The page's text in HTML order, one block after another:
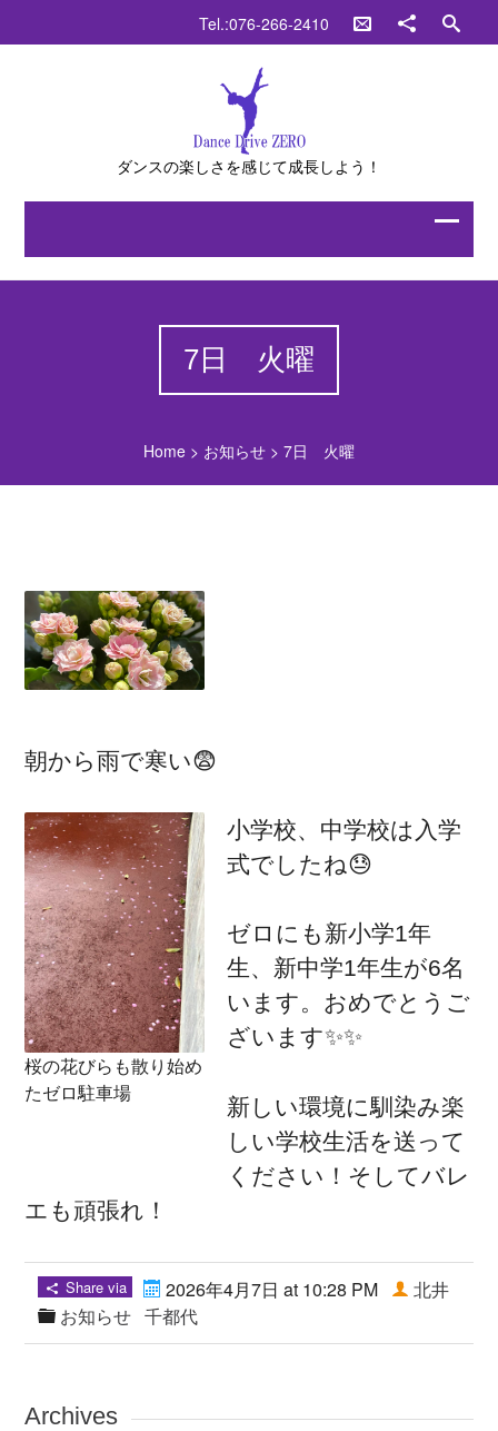
Tel.:076-266-2410
ダンスの楽しさを感じて成長しよう！
7日 火曜
Home> お知らせ> 7日 火曜
朝から雨で寒い😨
桜の花びらも散り始め
たゼロ駐車場
小学校、中学校は入学
式でしたね😓
ゼロにも新小学1年
生、新中学1年生が6名
います。おめでとうご
ざいます✨✨
新しい環境に馴染み楽
しい学校生活を送って
ください！そしてバレ
エも頑張れ！
Share via
2026年4月7日 at 10:28 PM
お知らせ
北井
千都代
Archives